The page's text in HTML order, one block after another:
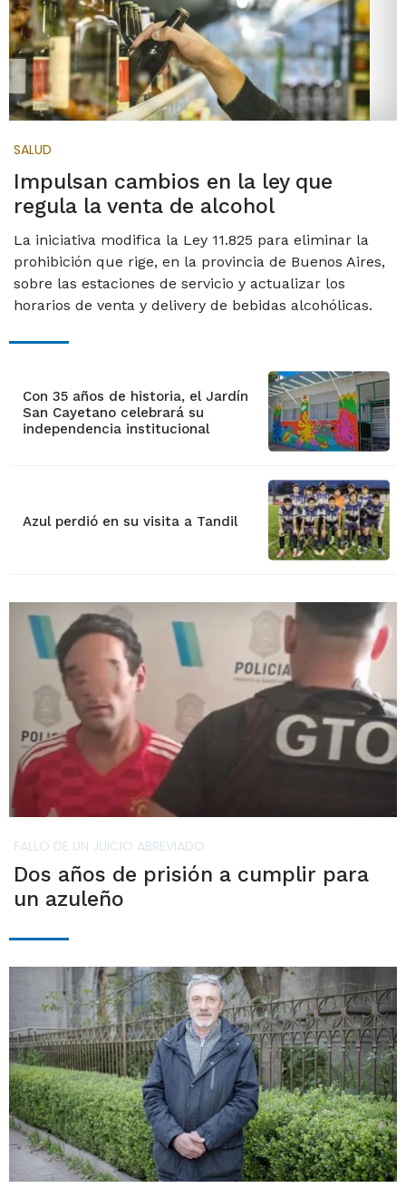
SALUD
Impulsan cambios en la ley que
regula la venta de alcohol
La iniciativa modifica la Ley 11.825 para eliminar la
prohibición que rige, en la provincia de Buenos Aires,
sobre las estaciones de servicio y actualizar los
horarios de venta y delivery de bebidas alcohólicas.
Con 35 años de historia, el Jardín
San Cayetano celebrará su
independencia institucional
Azul perdió en su visita a Tandil
FALLO DE UN JUICIO ABREVIADO
Dos años de prisión a cumplir para
un azuleño